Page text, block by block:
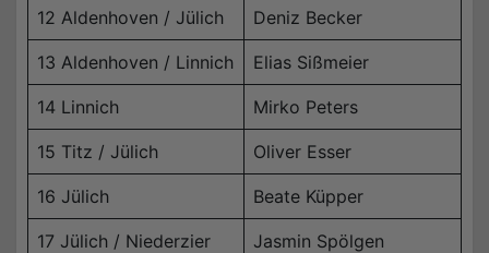
12 Aldenhoven / Jülich Deniz Becker
13 Aldenhoven / Linnich Elias Sißmeier
14 Linnich Mirko Peters
15 Titz / Jülich Oliver Esser
16 Jülich Beate Küpper
17 Jülich / Niederzier Jasmin Spölgen